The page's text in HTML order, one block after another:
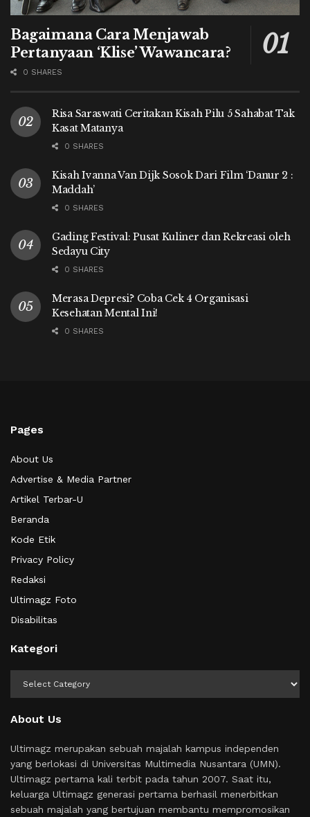
Bagaimana Cara Menjawab
Pertanyaan ‘Klise’ Wawancara?
0 SHARES
Risa Saraswati Ceritakan Kisah Pilu 5 Sahabat Tak
Kasat Matanya
0 SHARES
Kisah Ivanna Van Dijk Sosok Dari Film ‘Danur 2 :
Maddah’
0 SHARES
Gading Festival: Pusat Kuliner dan Rekreasi oleh
Sedayu City
0 SHARES
Merasa Depresi? Coba Cek 4 Organisasi
Kesehatan Mental Ini!
0 SHARES
Pages
About Us
Advertise & Media Partner
Artikel Terbar-U
Beranda
Kode Etik
Privacy Policy
Redaksi
Ultimagz Foto
Disabilitas
Kategori
About Us
Ultimagz merupakan sebuah majalah kampus independen
yang berlokasi di Universitas Multimedia Nusantara (UMN).
Ultimagz pertama kali terbit pada tahun 2007. Saat itu,
keluarga Ultimagz generasi pertama berhasil menerbitkan
sebuah majalah yang bertujuan membantu mempromosikan